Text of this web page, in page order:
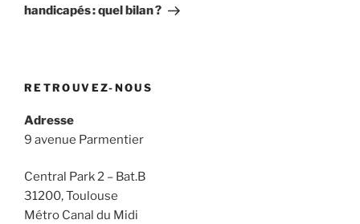
handicapés : quel bilan ?
RETROUVEZ-NOUS
Adresse
9 avenue Parmentier
Central Park 2 – Bat.B
31200, Toulouse
Métro Canal du Midi